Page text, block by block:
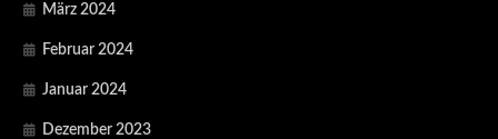
März 2024
Februar 2024
Januar 2024
Dezember 2023